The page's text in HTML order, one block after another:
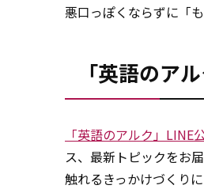
悪口っぽくならずに「
「英語のア
「英語のアルク」LINE
ス、最新トピックをお
触れるきっかけづくり